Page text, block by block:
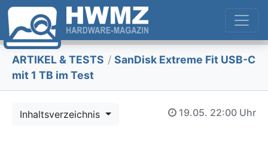
ARTIKEL & TESTS / SanDisk Extreme Fit USB-C
mit 1 TB im Test
Inhaltsverzeichnis 19.05. 22:00 Uhr